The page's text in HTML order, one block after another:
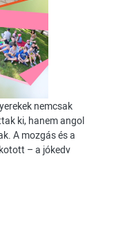
nemcsak
ki, hanem angol
A mozgás és a
– a jókedv